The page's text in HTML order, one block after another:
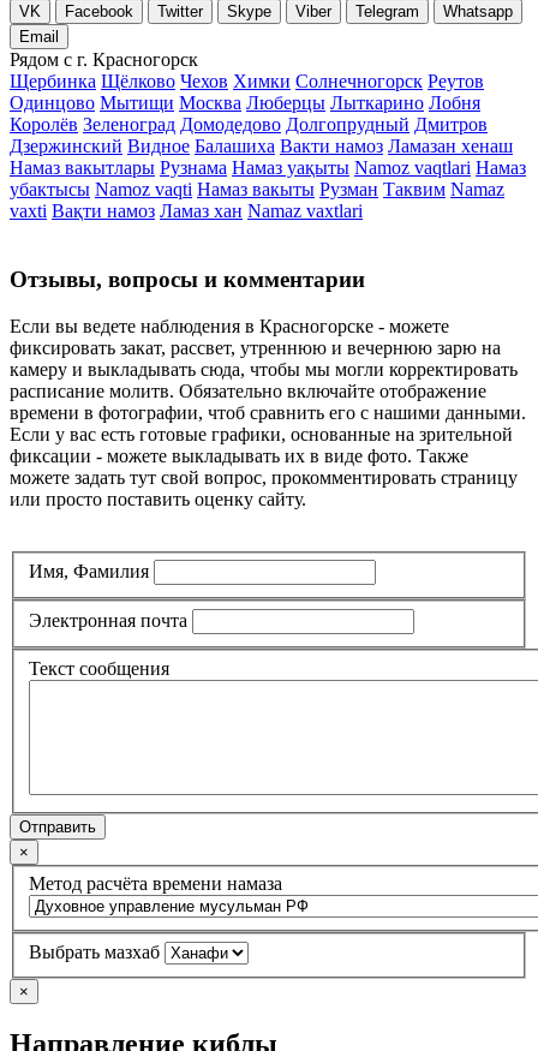
VK Facebook Twitter Skype Viber Telegram
Whatsapp
Email
Рядом с г. Красногорск
Щербинка Щёлково Чехов Химки Солнечногорск Реутов
Одинцово Мытищи Москва Люберцы Лыткарино Лобня
Королёв Зеленоград Домодедово Долгопрудный Дмитров
Дзержинский Видное Балашиха Вакти намоз Ламазан хенаш
Намаз вакытлары Рузнама Намаз уақыты Namoz vaqtlari Намаз
убактысы Namoz vaqti Намаз вакыты Рузман Таквим Namaz
vaxti Вақти намоз Ламаз хан Namaz vaxtlari
Отзывы, вопросы и комментарии
Если вы ведете наблюдения в Красногорске - можете
фиксировать закат, рассвет, утреннюю и вечернюю зарю на
камеру и выкладывать сюда, чтобы мы могли корректировать
расписание молитв. Обязательно включайте отображение
времени в фотографии, чтоб сравнить его с нашими данными.
Если у вас есть готовые графики, основанные на зрительной
фиксации - можете выкладывать их в виде фото. Также
можете задать тут свой вопрос, прокомментировать страницу
или просто поставить оценку сайту.
Имя, Фамилия
Электронная почта
Текст сообщения
Отправить
×
Метод расчёта времени намаза
Выбрать мазхаб
×
Направление киблы